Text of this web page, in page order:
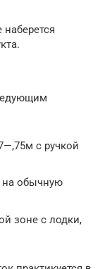
с ручкой
на обычную
зоне с лодки,